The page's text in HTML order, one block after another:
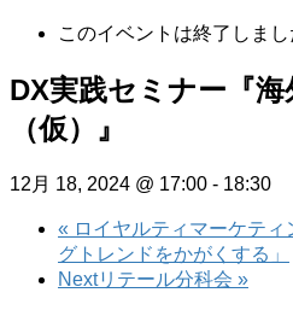
このイベントは終了しまし
DX実践セミナー『
（仮）』
12月 18, 2024 @ 17:00 - 18:30
« ロイヤルティマーケテ
グトレンドをかがくする」
Nextリテール分科会 »